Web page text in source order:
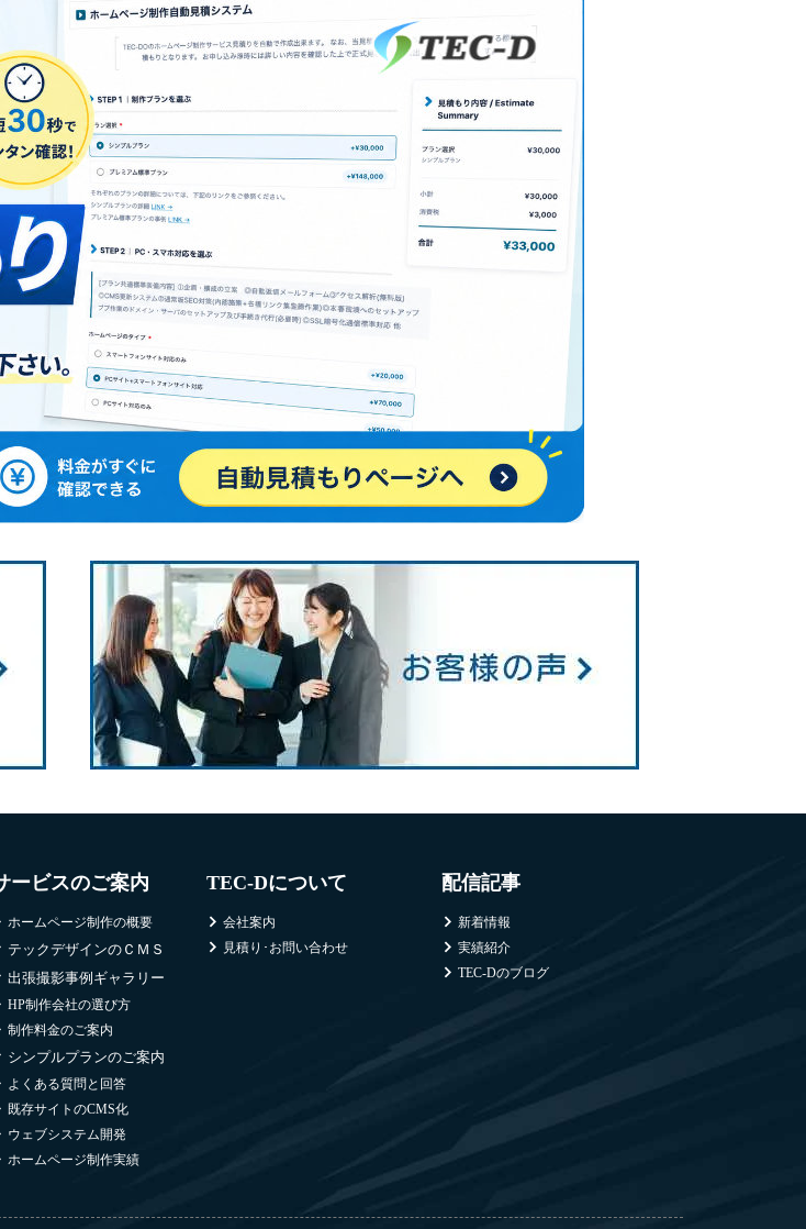
ービスのご案内
ホームページ制作の概要
テックデザインのＣＭＳ
出張撮影事例ギャラリー
HP制作会社の選び方
制作料金のご案内
シンプルプランのご案内
よくある質問と回答
既存サイトのCMS化
ウェブシステム開発
ホームページ制作実績
TEC-Dについて
会社案内
見積り･お問い合わせ
配信記事
新着情報
実績紹介
TEC-Dのブログ